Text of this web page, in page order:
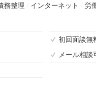
務整理 インターネット 労
初回面談無
メール相談